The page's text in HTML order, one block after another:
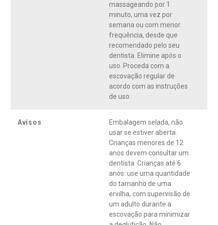
massageando por 1
minuto, uma vez por
semana ou com menor
frequência, desde que
recomendado pelo seu
dentista. Elimine após o
uso. Proceda com a
escovação regular de
acordo com as instruções
de uso.
Avisos
Embalagem selada, não
usar se estiver aberta.
Crianças menores de 12
anos devem consultar um
dentista. Crianças até 6
anos: use uma quantidade
do tamanho de uma
ervilha, com supervisão de
um adulto durante a
escovação para minimizar